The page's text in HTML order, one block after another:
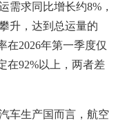
需求同比增长约8%，
升，达到总运量的
在2026年第一季度仅
在92%以上，两者差
车生产国而言，航空